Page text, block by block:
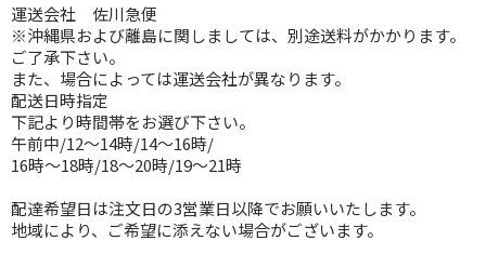
運送会社 佐川急便
※沖縄県および離島に関しましては、別途送料がかかります。
ご了承下さい。
また、場合によっては運送会社が異なります。
配送日時指定
下記より時間帯をお選び下さい。
午前中/12～14時/14～16時/
16時～18時/18～20時/19～21時
配達希望日は注文日の3営業日以降でお願いいたします。
地域により、ご希望に添えない場合がございます。